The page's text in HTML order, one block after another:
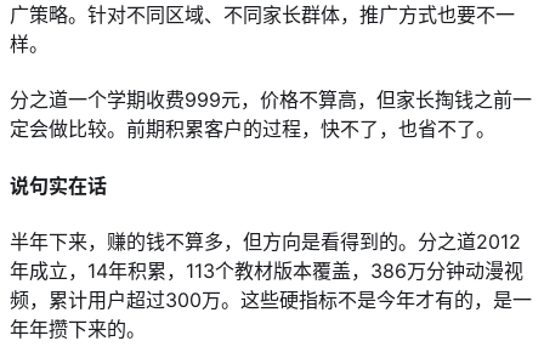
广策略。针对不同区域、不同家长群体，推广方式也要不一
样。
分之道一个学期收费999元，价格不算高，但家长掏钱之前一
定会做比较。前期积累客户的过程，快不了，也省不了。
说句实在话
半年下来，赚的钱不算多，但方向是看得到的。分之道2012
年成立，14年积累，113个教材版本覆盖，386万分钟动漫视
频，累计用户超过300万。这些硬指标不是今年才有的，是一
年年攒下来的。